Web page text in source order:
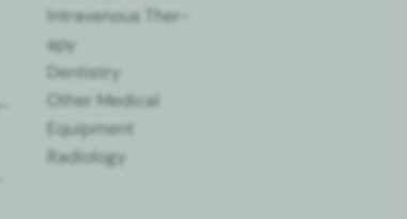
Intra­venous Ther­
a­py
Den­tistry
Oth­er Med­ical
Equip­ment
Radi­ol­o­gy